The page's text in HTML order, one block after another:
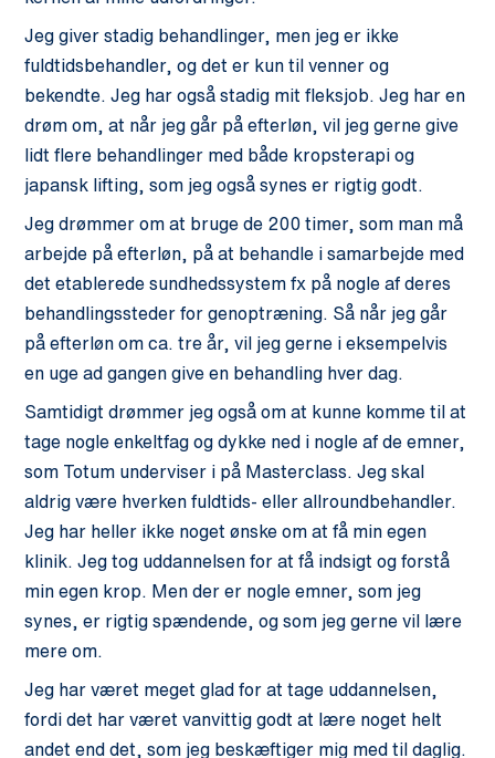
Jeg giver stadig behandlinger, men jeg er ikke
fuldtidsbehandler, og det er kun til venner og
bekendte. Jeg har også stadig mit fleksjob. Jeg har en
drøm om, at når jeg går på efterløn, vil jeg gerne give
lidt flere behandlinger med både kropsterapi og
japansk lifting, som jeg også synes er rigtig godt.
Jeg drømmer om at bruge de 200 timer, som man må
arbejde på efterløn, på at behandle i samarbejde med
det etablerede sundhedssystem fx på nogle af deres
behandlingssteder for genoptræning. Så når jeg går
på efterløn om ca. tre år, vil jeg gerne i eksempelvis
en uge ad gangen give en behandling hver dag.
Samtidigt drømmer jeg også om at kunne komme til at
tage nogle enkeltfag og dykke ned i nogle af de emner,
som Totum underviser i på Masterclass. Jeg skal
aldrig være hverken fuldtids- eller allroundbehandler.
Jeg har heller ikke noget ønske om at få min egen
klinik. Jeg tog uddannelsen for at få indsigt og forstå
min egen krop. Men der er nogle emner, som jeg
synes, er rigtig spændende, og som jeg gerne vil lære
mere om.
Jeg har været meget glad for at tage uddannelsen,
fordi det har været vanvittig godt at lære noget helt
andet end det, som jeg beskæftiger mig med til daglig.